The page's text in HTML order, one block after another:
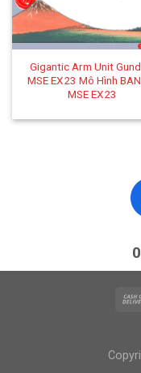
Gigantic Arm Unit
MSE EX23 Mô Hình
MSE EX23